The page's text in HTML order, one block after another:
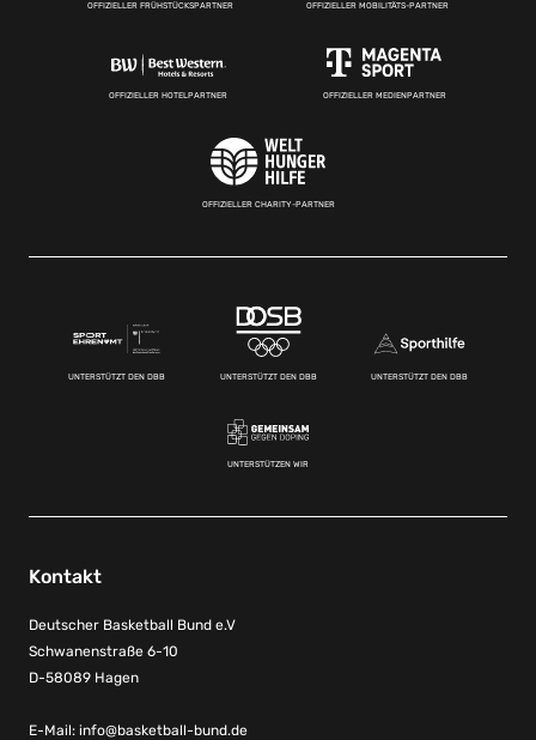
OFFIZIELLER FRÜHSTÜCKSPARTNER OFFIZIELLER MOBILITÄTS-PARTNER
OFFIZIELLER HOTELPARTNER OFFIZIELLER MEDIENPARTNER
OFFIZIELLER CHARITY-PARTNER
UNTERSTÜTZT DEN DBB UNTERSTÜTZT DEN DBB UNTERSTÜTZT DEN DBB
UNTERSTÜTZEN WIR
Kontakt
Deutscher Basketball Bund e.V
Schwanenstraße 6-10
D-58089 Hagen
E-Mail: info@basketball-bund.de